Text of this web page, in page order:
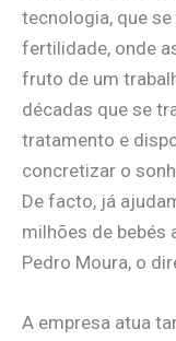
tecnologia, que
fertilidade, onde
fruto de um
décadas que se
tratamento e
concretizar o
De facto, já
milhões de bebés
Pedro Moura, o
A empresa atua